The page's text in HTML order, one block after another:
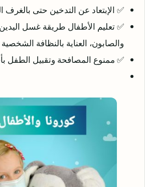
✅ الإبتعاد عن التدخين حتى بالغرف
✅ تعليم الأطفال طريقة غسل اليدين
والصابون، العناية بالنظافة
✅ ممنوع المصافحة وتقبيل الطفل